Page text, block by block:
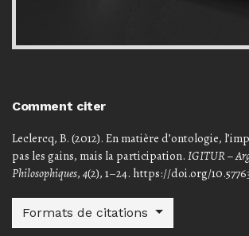
Comment citer
Leclercq, B. (2012). En matière d’ontologie,
pas les gains, mais la participation. IGITUR –
Philosophiques, 4(2), 1–24. https://doi.org/
Formats de citations